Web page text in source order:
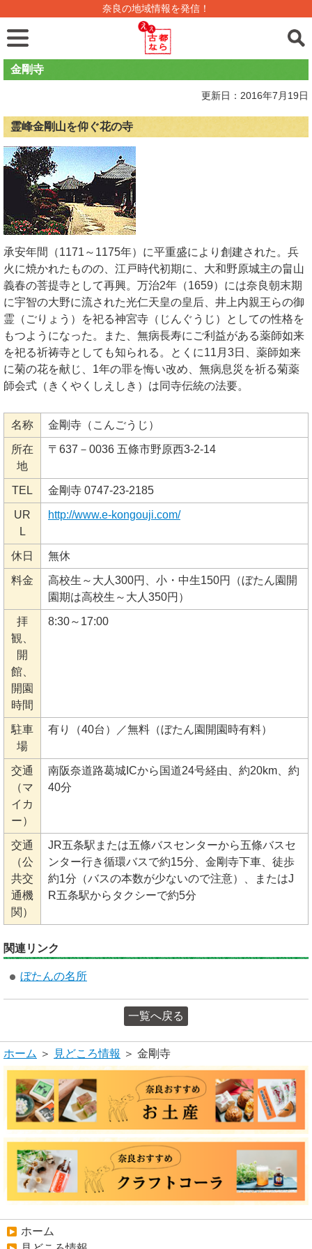
奈良の地域情報を発信！
金剛寺
更新日：2016年7月19日
霊峰金剛山を仰ぐ花の寺
承安年間（1171～1175年）に平重盛により創建された。兵
火に焼かれたものの、江戸時代初期に、大和野原城主の畠山
義春の菩提寺として再興。万治2年（1659）には奈良朝末期
に宇智の大野に流された光仁天皇の皇后、井上内親王らの御
霊（ごりょう）を祀る神宮寺（じんぐうじ）としての性格を
もつようになった。また、無病長寿にご利益がある薬師如来
を祀る祈祷寺としても知られる。とくに11月3日、薬師如来
に菊の花を献じ、1年の罪を悔い改め、無病息災を祈る菊薬
師会式（きくやくしえしき）は同寺伝統の法要。
名称 金剛寺（こんごうじ）
所在
地
〒637－0036 五條市野原西3-2-14
TEL 金剛寺 0747-23-2185
UR
L
http://www.e-kongouji.com/
休日 無休
料金
高校生～大人300円、小・中生150円（ぼたん園開
園期は高校生～大人350円）
拝
観、
開
館、
開園
時間
8:30～17:00
駐車
場
有り（40台）／無料（ぼたん園開園時有料）
交通
（マ
イカ
ー）
南阪奈道路葛城ICから国道24号経由、約20km、約
40分
交通
（公
共交
通機
関）
JR五条駅または五條バスセンターから五條バスセ
ンター行き循環バスで約15分、金剛寺下車、徒歩
約1分（バスの本数が少ないので注意）、またはJ
R五条駅からタクシーで約5分
関連リンク
ぼたんの名所
一覧へ戻る
ホーム ＞ 見どころ情報 ＞ 金剛寺
ホーム